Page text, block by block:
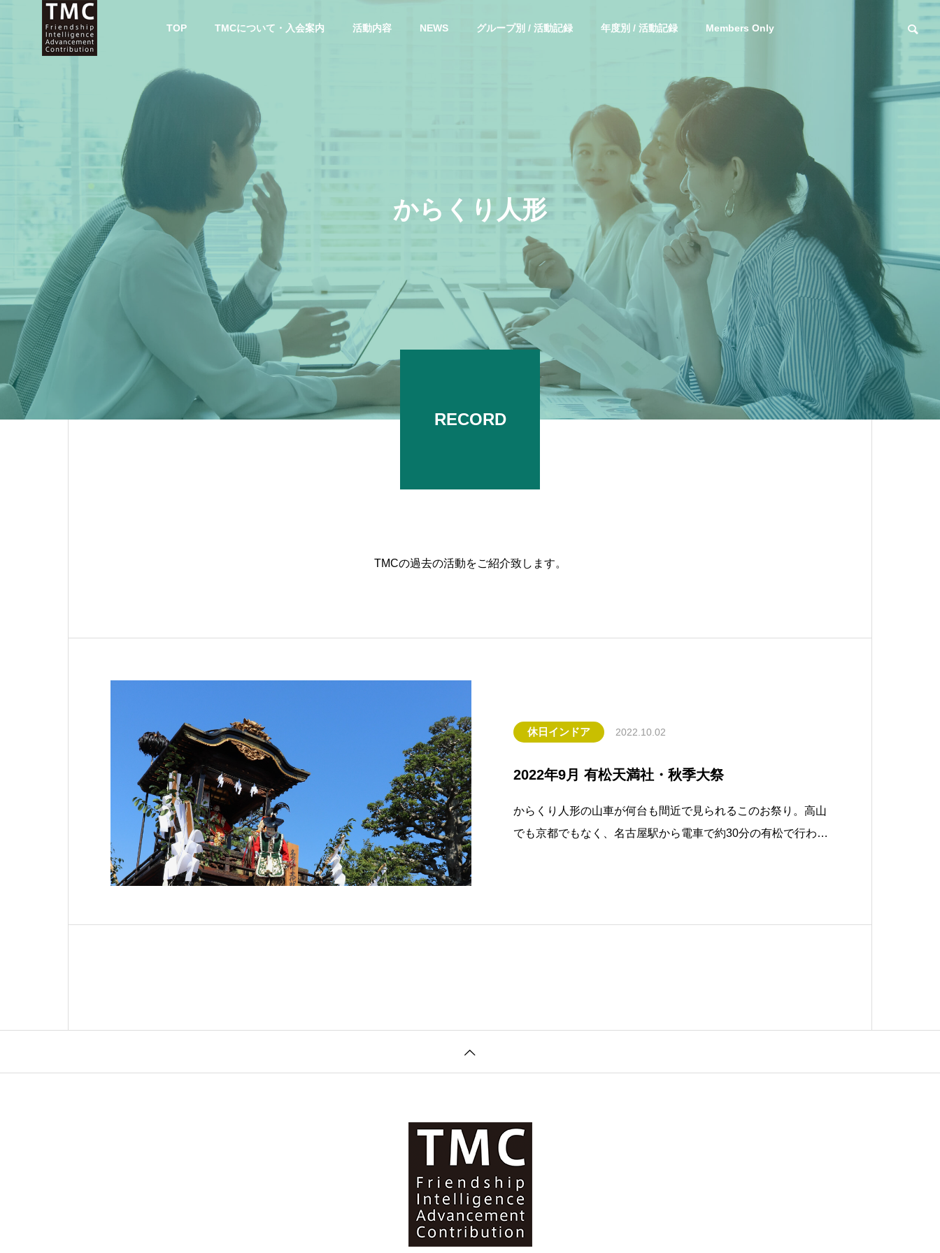
TOP TMCについて・入会案内 活動内容 NEWS グループ別 / 活動記録 年度別 / 活動記録 Members Only
から く り 人形
RECORD
TMCの過去の活動をご紹介致します。
休日インドア 2022.10.02
2022年9月 有松天満社・秋季大祭
からくり人形の山車が何台も間近で見られるこのお祭り。高山
でも京都でもなく、名古屋駅から電車で約30分の有松で行われ
市にこんな